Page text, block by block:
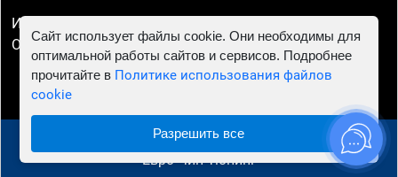
ИП Смирнов Георгий Павлович. ИНН 781302555843,
ОГРНИП 324470400032610
© 2010 - 2026 Чип тюнинг в Ульяновске - Автосервис
"Евро Чип Тюнинг"
Сайт использует файлы cookie. Они необходимы для
оптимальной работы сайтов и сервисов. Подробнее
прочитайте в Политике использования файлов
cookie
Разрешить все